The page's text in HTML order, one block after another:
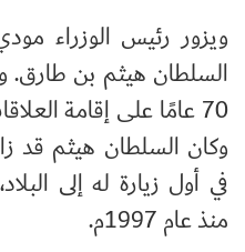
ويزور رئيس الوزراء
السلطان هيثم بن طارق.
70 عامًا على إقامة
في أول زيارة له إلى
منذ عام 1997م.